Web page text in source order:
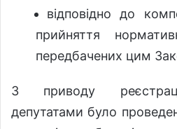
відповідно до
прийняття
передбачених цим
З приводу
депутатами було